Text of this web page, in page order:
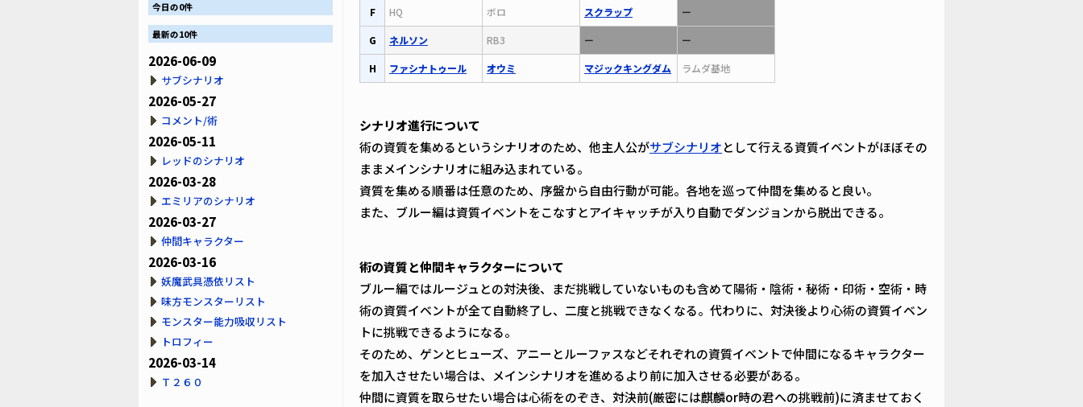
F HQ ボロ スクラップ ー
G ネルソン RB3 ー ー
H ファシナトゥール オウミ マジックキングダム ラムダ基地
シナリオ進行について
術の資質を集めるというシナリオのため、他主人公がサブシナリオとして行える資質イベントがほぼその
ままメインシナリオに組み込まれている。
資質を集める順番は任意のため、序盤から自由行動が可能。各地を巡って仲間を集めると良い。
また、ブルー編は資質イベントをこなすとアイキャッチが入り自動でダンジョンから脱出できる。
術の資質と仲間キャラクターについて
ブルー編ではルージュとの対決後、まだ挑戦していないものも含めて陽術・陰術・秘術・印術・空術・時
術の資質イベントが全て自動終了し、二度と挑戦できなくなる。代わりに、対決後より心術の資質イベン
トに挑戦できるようになる。
そのため、ゲンとヒューズ、アニーとルーファスなどそれぞれの資質イベントで仲間になるキャラクター
を加入させたい場合は、メインシナリオを進めるより前に加入させる必要がある。
仲間に資質を取らせたい場合は心術をのぞき、対決前(厳密には麒麟or時の君への挑戦前)に済ませておく
今日の0件
最新の10件
2026-06-09
サブシナリオ
2026-05-27
コメント/術
2026-05-11
レッドのシナリオ
2026-03-28
エミリアのシナリオ
2026-03-27
仲間キャラクター
2026-03-16
妖魔武具憑依リスト
味方モンスターリスト
モンスター能力吸収リスト
トロフィー
2026-03-14
Ｔ２６０